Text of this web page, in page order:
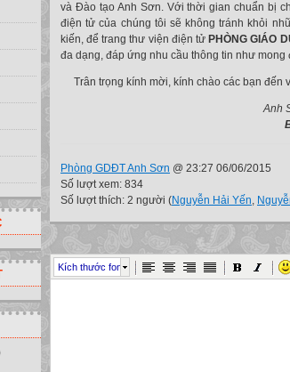
và Đào tạo Anh Sơn. Với thời gian chuẩn bị
điện tử của chúng tôi sẽ không tránh khỏi
kiến, để trang thư viện điện tử PHÒNG GIÁO
đa dạng, đáp ứng nhu cầu thông tin như mong
Trân trọng kính mời, kính chào các bạn đến
Anh Sơn, ngày 5
BAN CHỈ ĐẠO VÀ
Phòng GDĐT Anh Sơn @ 23:27 06/06/2015
Số lượt xem: 834
Số lượt thích: 2 người (Nguyễn Hải Yến
Kích thước font